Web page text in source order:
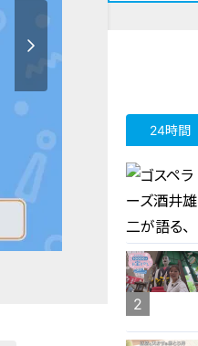
24時間
1
2